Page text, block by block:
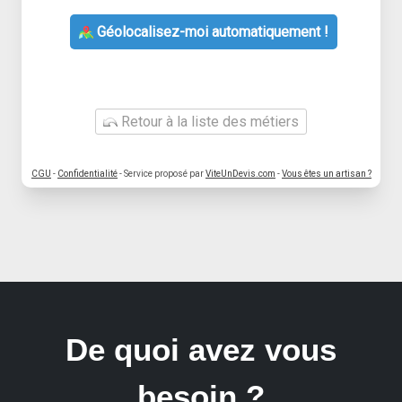
Géolocalisez-moi automatiquement !
Retour à la liste des métiers
CGU - Confidentialité- Service proposé parViteUnDevis.com -Vous êtes un artisan ?
De quoi avez vous